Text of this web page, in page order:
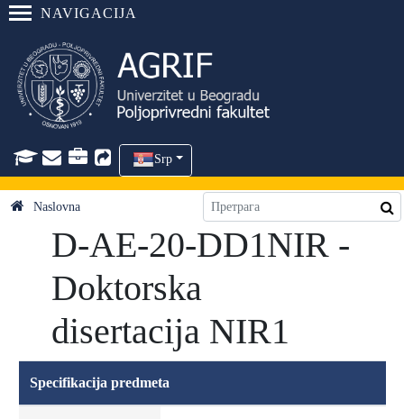
NAVIGACIJA
Srp
Naslovna
D-AE-20-DD1NIR -
Doktorska
disertacija NIR1
Specifikacija predmeta